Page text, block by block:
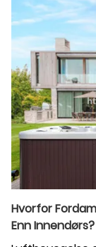
Hvorfor
Enn Innendørs?